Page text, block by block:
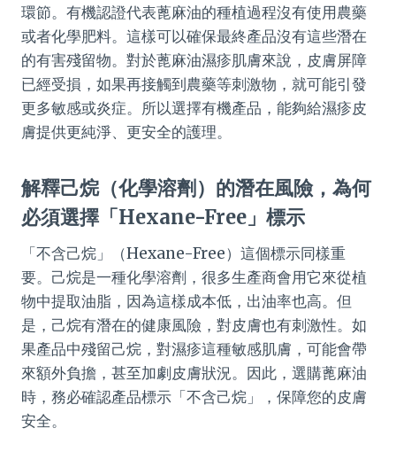
環節。有機認證代表蓖麻油的種植過程沒有使用農藥
或者化學肥料。這樣可以確保最終產品沒有這些潛在
的有害殘留物。對於蓖麻油濕疹肌膚來說，皮膚屏障
已經受損，如果再接觸到農藥等刺激物，就可能引發
更多敏感或炎症。所以選擇有機產品，能夠給濕疹皮
膚提供更純淨、更安全的護理。
解釋己烷（化學溶劑）的潛在風險，為何
必須選擇「Hexane-Free」標示
「不含己烷」（Hexane-Free）這個標示同樣重
要。己烷是一種化學溶劑，很多生產商會用它來從植
物中提取油脂，因為這樣成本低，出油率也高。但
是，己烷有潛在的健康風險，對皮膚也有刺激性。如
果產品中殘留己烷，對濕疹這種敏感肌膚，可能會帶
來額外負擔，甚至加劇皮膚狀況。因此，選購蓖麻油
時，務必確認產品標示「不含己烷」，保障您的皮膚
安全。